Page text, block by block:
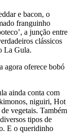
e bacon, o
franguinho
a junção entre
clássicos
La Gula.
agora oferece bobó
ainda conta com
niguiri, Hot
vegetais. Também
tipos de
E o queridinho